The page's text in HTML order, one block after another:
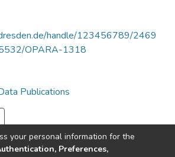
handle/123456789/2469
OPARA-1318
Publications
your personal information for the
Preferences,